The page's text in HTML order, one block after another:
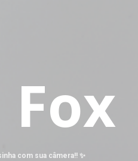
com sua câmera!! ✨